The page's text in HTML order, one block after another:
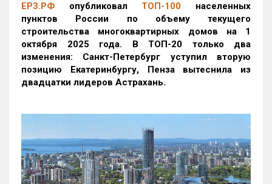
ЕРЗ.РФ опубликовал ТОП-100 населенных
пунктов России по объему текущего
строительства многоквартирных домов на 1
октября 2025 года. В ТОП-20 только два
изменения: Санкт-Петербург уступил вторую
позицию Екатеринбургу, Пенза вытеснила из
двадцатки лидеров Астрахань.